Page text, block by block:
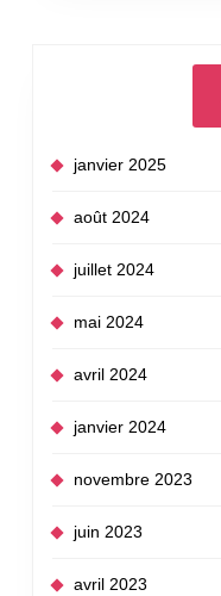
janvier 2025
août 2024
juillet 2024
mai 2024
avril 2024
janvier 2024
novembre 2023
juin 2023
avril 2023